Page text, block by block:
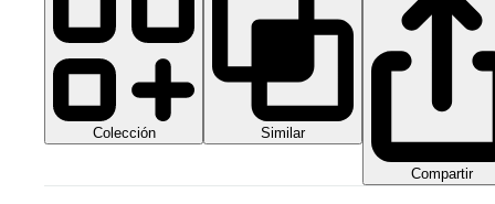
Colección Similar
Compartir